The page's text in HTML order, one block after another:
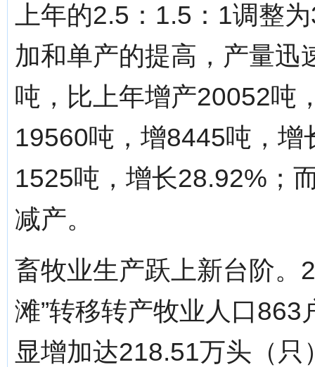
上年的2.5：1.5：1调整
加和单产的提高，产量迅
吨，比上年增产20052吨
19560吨，增8445吨，
1525吨，增长28.92%；
减产。
畜牧业生产跃上新台阶。
滩”转移转产牧业人口
显增加达218.51万头（